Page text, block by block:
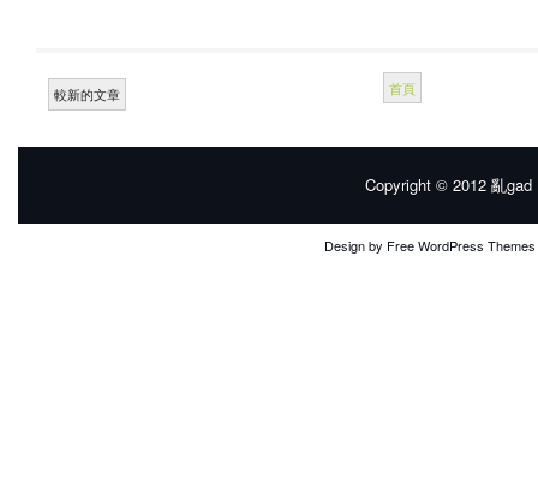
較新的文章 首頁
Copyright © 2012 亂gad
Design by Free WordPress Themes